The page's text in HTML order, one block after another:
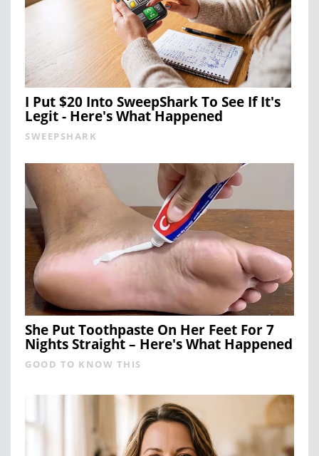
I Put $20 Into SweepShark To See If It's
Legit - Here's What Happened
SWEEPSHARK
She Put Toothpaste On Her Feet For 7
Nights Straight – Here's What Happened
GOOD TO KNOW THIS